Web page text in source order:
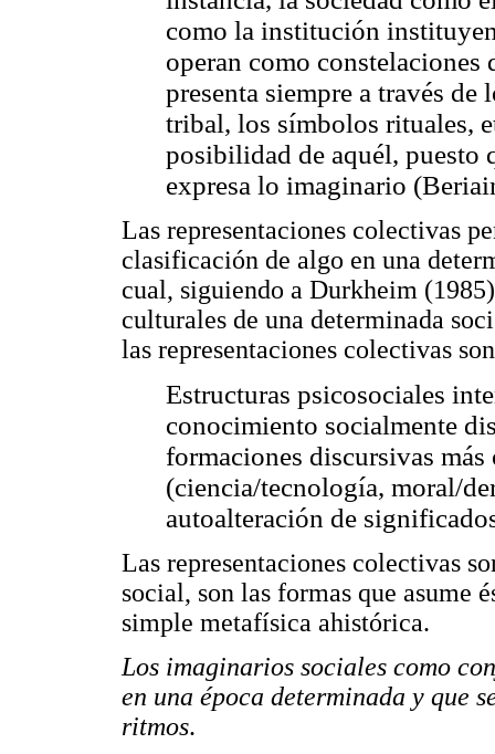
como la institución
operan como
presenta siempre a través
tribal, los símbolos rituales,
posibilidad de aquél, puesto
expresa lo imaginario
Las representaciones colectivas
clasificación de algo en una
cual, siguiendo a Durkheim
culturales de una determinada
las representaciones colectivas
Estructuras psicosociales
conocimiento socialmente
formaciones discursivas
(ciencia/tecnología, moral/
autoalteración de
Las representaciones colectivas
social, son las formas que asume
simple metafísica ahistórica.
Los imaginarios sociales como
en una época determinada y que
ritmos.